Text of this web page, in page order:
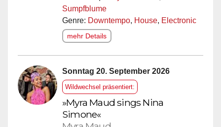
Sumpfblume
Genre: Downtempo, House, Electronic
mehr Details
Sonntag 20. September 2026
Wildwechsel präsentiert:
»Myra Maud sings Nina
Simone«